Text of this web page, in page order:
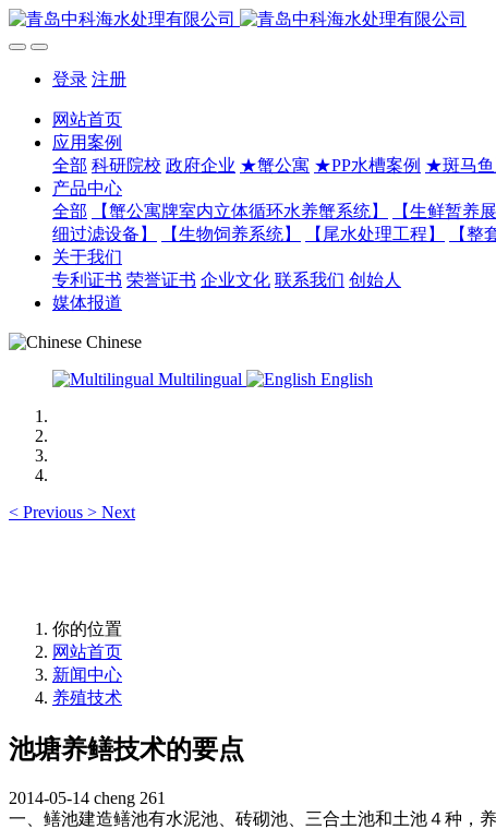
登录 注册
网站首页
应用案例
全部 科研院校 政府企业 ★蟹公寓 ★PP水槽案例 ★斑马鱼
产品中心
全部
【蟹公寓牌室内立体循环水养蟹系统】 【生鲜暂养
细过滤设备】
【生物饲养系统】 【尾水处理工程】 【整
关于我们
专利证书 荣誉证书 企业文化 联系我们 创始人
媒体报道
Chinese
Multilingual
English
< Previous > Next
你的位置
网站首页
新闻中心
养殖技术
池塘养鳝技术的要点
2014-05-14 cheng 261
一、鳝池建造鳝池有水泥池、砖砌池、三合土池和土池４种，